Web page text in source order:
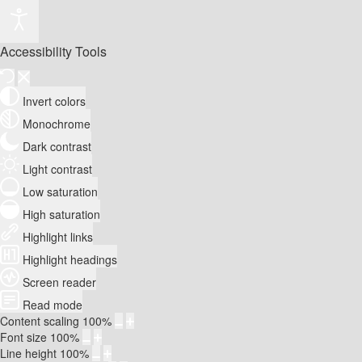
Accessibility Tools
Invert colors
Monochrome
Dark contrast
Light contrast
Low saturation
High saturation
Highlight links
Highlight headings
Screen reader
Read mode
Content scaling 100%
Font size 100%
Line height 100%